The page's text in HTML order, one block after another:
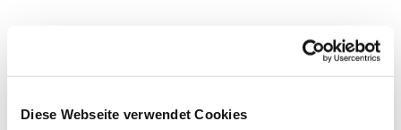
Diese Webseite verwendet Cookies
Ansprechpartner der Landeskirche